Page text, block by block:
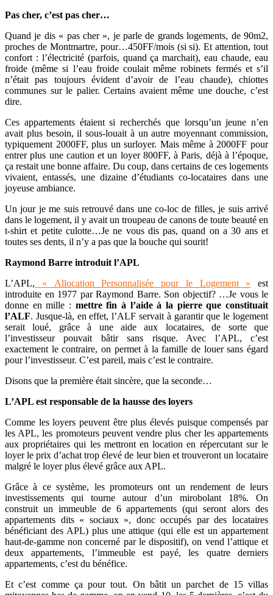
Pas cher, c’est pas cher…
Quand je dis « pas cher », je parle de grands logements, de 90m2,
proches de Montmartre, pour…450FF/mois (si si). Et attention, tout
confort : l’électricité (parfois, quand ça marchait), eau chaude, eau
froide (même si l’eau froide coulait même robinets fermés et s’il
n’était pas toujours évident d’avoir de l’eau chaude), chiottes
communes sur le palier. Certains avaient même une douche, c’est
dire.
Ces appartements étaient si recherchés que lorsqu’un jeune n’en
avait plus besoin, il sous-louait à un autre moyennant commission,
typiquement 2000FF, plus un surloyer. Mais même à 2000FF pour
entrer plus une caution et un loyer 800FF, à Paris, déjà à l’époque,
ça restait une bonne affaire. Du coup, dans certains de ces logements
vivaient, entassés, une dizaine d’étudiants co-locataires dans une
joyeuse ambiance.
Un jour je me suis retrouvé dans une co-loc de filles, je suis arrivé
dans le logement, il y avait un troupeau de canons de toute beauté en
t-shirt et petite culotte…Je ne vous dis pas, quand on a 30 ans et
toutes ses dents, il n’y a pas que la bouche qui sourit!
Raymond Barre introduit l’APL
L’APL, « Allocation Personnalisée pour le Logement » est
introduite en 1977 par Raymond Barre. Son objectif? …Je vous le
donne en mille : mettre fin à l’aide à la pierre que constituait
l’ALF. Jusque-là, en effet, l’ALF servait à garantir que le logement
serait loué, grâce à une aide aux locataires, de sorte que
l’investisseur pouvait bâtir sans risque. Avec l’APL, c’est
exactement le contraire, on permet à la famille de louer sans égard
pour l’investisseur. C’est pareil, mais c’est le contraire.
Disons que la première était sincère, que la seconde…
L’APL est responsable de la hausse des loyers
Comme les loyers peuvent être plus élevés puisque compensés par
les APL, les promoteurs peuvent vendre plus cher les appartements
aux propriétaires qui les mettront en location en répercutant sur le
loyer le prix d’achat trop élevé de leur bien et trouveront un locataire
malgré le loyer plus élevé grâce aux APL.
Grâce à ce système, les promoteurs ont un rendement de leurs
investissements qui tourne autour d’un mirobolant 18%. On
construit un immeuble de 6 appartements (qui seront alors des
appartements dits « sociaux », donc occupés par des locataires
bénéficiant des APL) plus une attique (qui elle est un appartement
haut-de-gamme non concerné par le dispositif), on vend l’attique et
deux appartements, l’immeuble est payé, les quatre derniers
appartements, c’est du bénéfice.
Et c’est comme ça pour tout. On bâtit un parchet de 15 villas